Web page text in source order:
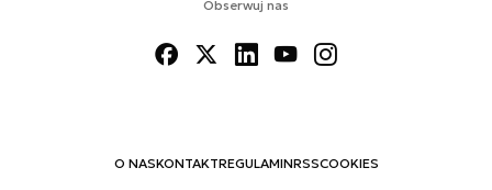
Obserwuj nas
O NASKONTAKTREGULAMINRSSCOOKIES